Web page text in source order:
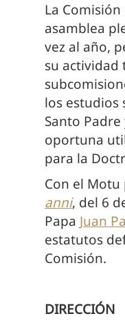
La Comisión
asamblea
vez al año,
su
los estudios
Santo
oportuna
para la
Con el
anni, del 6
Papa Juan
estatutos
Comisión.
DIRECCIÓN